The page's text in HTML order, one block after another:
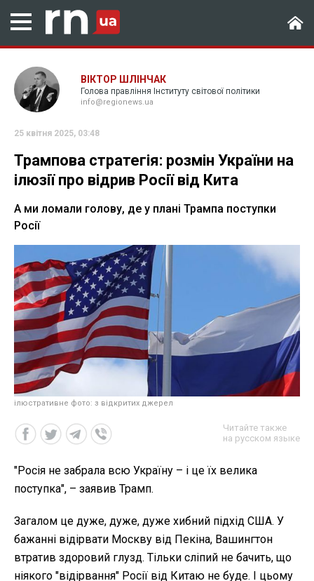
ВІКТОР ШЛІНЧАК
Голова правління Інституту світової політики
info@regionews.ua
25 квітня 2025, 03:48
Трампова стратегія: розмін України на
ілюзії про відрив Росії від Кита
А ми ломали голову, де у плані Трампа поступки
Росії
ілюстративне фото: з відкритих джерел
Читайте также
на русском языке
"Росія не забрала всю Україну – і це їх велика
поступка", – заявив Трамп.
Загалом це дуже, дуже, дуже хибний підхід США. У
бажанні відірвати Москву від Пекіна, Вашингтон
втратив здоровий глузд. Тільки сліпий не бачить, що
ніякого "відірвання" Росії від Китаю не буде. І цьому